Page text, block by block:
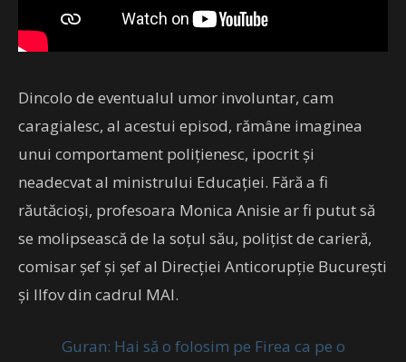
Dincolo de eventualul umor involuntar, cam
caragialesc, al acestui episod, rămâne imaginea
unui comportament polițienesc, ipocrit și
neadecvat al ministrului Educației. Fără a fi
răutăcioși, profesoara Monica Anisie ar fi putut să
se molipsească de la soțul său, polițist de carieră,
comisar șef și șef al Direcției Anticorupție București
și Ilfov din cadrul MAI.
Guran: Hai să o folosim pe Firea ca pe o